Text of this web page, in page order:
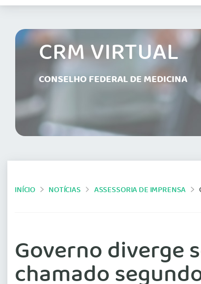
CRM VIRTUAL
CONSELHO FEDERAL DE MEDICINA
INÍCIO NOTÍCIAS ASSESSORIA DE IMPRENSA
Governo diverge
chamado